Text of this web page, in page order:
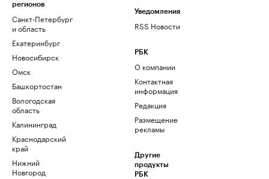
регионов
Санкт-Петербург
и область
Екатеринбург
Новосибирск
Омск
Башкортостан
Вологодская
область
Калининград
Краснодарский
край
Нижний
Новгород
Уведомления
RSS Новости
РБК
О компании
Контактная
информация
Редакция
Размещение
рекламы
Другие
продукты
РБК